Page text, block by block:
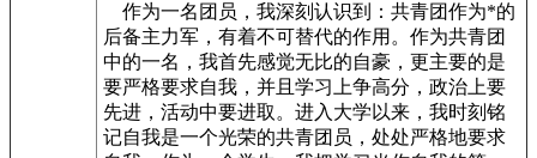
作为一名团员，我深刻认识到：共青团作为*的
后备主力军，有着不可替代的作用。作为共青团
中的一名，我首先感觉无比的自豪，更主要的是
要严格要求自我，并且学习上争高分，政治上要
先进，活动中要进取。进入大学以来，我时刻铭
记自我是一个光荣的共青团员，处处严格地要求